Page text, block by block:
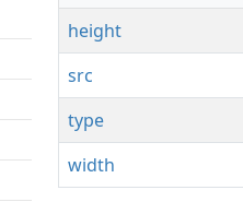
height
src
type
width